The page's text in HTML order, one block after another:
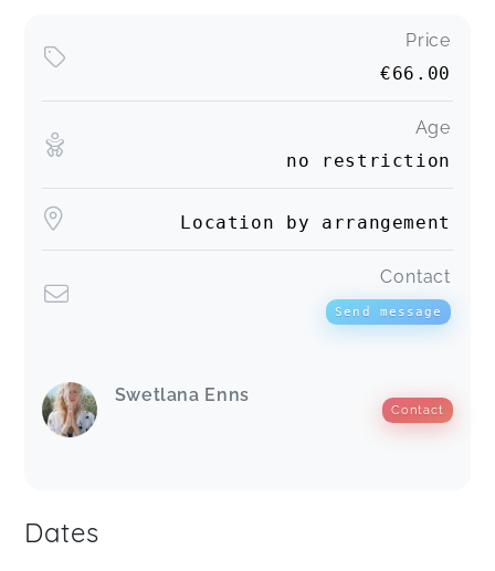
Price
€66.00
Age
no restriction
Location by arrangement
Contact
Send message
Swetlana Enns
Contact
Dates